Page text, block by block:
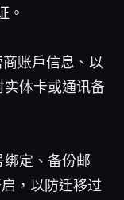
。
账户信息、以
实体卡或通讯备
定、备份邮
，以防迁移过